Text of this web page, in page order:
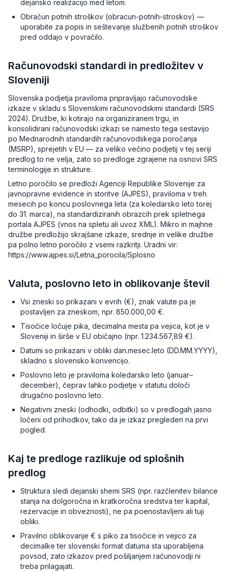
dejansko realizacijo med letom.
Obračun potnih stroškov (obracun-potnih-stroskov) —
uporabite za popis in seštevanje službenih potnih stroškov
pred oddajo v povračilo.
Računovodski standardi in predložitev v
Sloveniji
Slovenska podjetja praviloma pripravljajo računovodske
izkaze v skladu s Slovenskimi računovodskimi standardi (SRS
2024). Družbe, ki kotirajo na organiziranem trgu, in
konsolidirani računovodski izkazi se namesto tega sestavijo
po Mednarodnih standardih računovodskega poročanja
(MSRP), sprejetih v EU — za veliko večino podjetij v tej seriji
predlog to ne velja, zato so predloge zgrajene na osnovi SRS
terminologije in strukture.
Letno poročilo se predloži Agenciji Republike Slovenije za
javnopravne evidence in storitve (AJPES), praviloma v treh
mesecih po koncu poslovnega leta (za koledarsko leto torej
do 31. marca), na standardiziranih obrazcih prek spletnega
portala AJPES (vnos na spletu ali uvoz XML). Mikro in majhne
družbe predložijo skrajšane izkaze, srednje in velike družbe
pa polno letno poročilo z vsemi razkritji. Uradni vir:
https://www.ajpes.si/Letna_porocila/Splosno
Valuta, poslovno leto in oblikovanje števil
Vsi zneski so prikazani v evrih (€), znak valute pa je
postavljen za zneskom, npr. 850.000,00 €.
Tisočice ločuje pika, decimalna mesta pa vejica, kot je v
Sloveniji in širše v EU običajno (npr. 1.234.567,89 €).
Datumi so prikazani v obliki dan.mesec.leto (DD.MM.YYYY),
skladno s slovensko konvencijo.
Poslovno leto je praviloma koledarsko leto (januar–
december), čeprav lahko podjetje v statutu določi
drugačno poslovno leto.
Negativni zneski (odhodki, odbitki) so v predlogah jasno
ločeni od prihodkov, tako da je izkaz pregleden na prvi
pogled.
Kaj te predloge razlikuje od splošnih
predlog
Struktura sledi dejanski shemi SRS (npr. razčlenitev bilance
stanja na dolgoročna in kratkoročna sredstva ter kapital,
rezervacije in obveznosti), ne pa poenostavljeni ali tuji
obliki.
Pravilno oblikovanje € s piko za tisočice in vejico za
decimalke ter slovenski format datuma sta uporabljena
povsod, zato izkazov pred pošiljanjem računovodji ni
treba prilagajati.